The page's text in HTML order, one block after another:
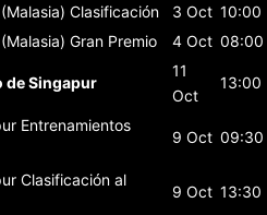
Clasificación 3 Oct 10:00
Gran Premio 4 Oct 08:00
de Singapur
11
Oct
13:00
Entrenamientos
9 Oct 09:30
Clasificación al
9 Oct 13:30